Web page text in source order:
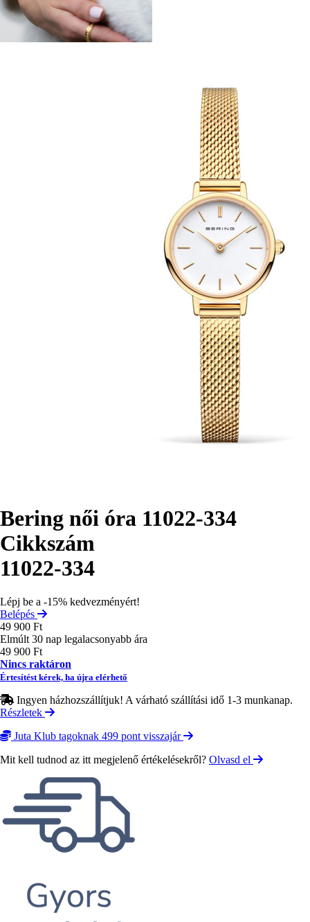
Bering női óra 11022-334
Cikkszám
11022-334
Lépj be a -15% kedvezményért!
Belépés
49 900 Ft
Elmúlt 30 nap legalacsonyabb ára
49 900 Ft
Nincs raktáron
Értesítést kérek, ha újra elérhető
Ingyen házhozszállítjuk! A várható szállítási idő 1-3 munkanap.
Részletek
Juta Klub tagoknak 499 pont visszajár
Mit kell tudnod az itt megjelenő értékelésekről? Olvasd el